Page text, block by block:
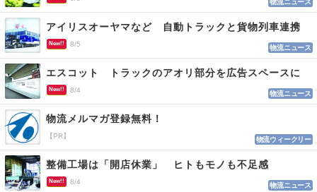
物流ニュース
アイリスオーヤマなど 自動トラックと貨物列車連携
New!! 8/5 物流ニュース
エスコット トラックのアオリ部分を広告スペースに
New!! 8/4 物流ニュース
物流メルマガ登録無料！
【PR】 物流ウィークリー
整備工場は「開店休業」 ヒトもモノも不足感
New!! 8/4 物流ニュース